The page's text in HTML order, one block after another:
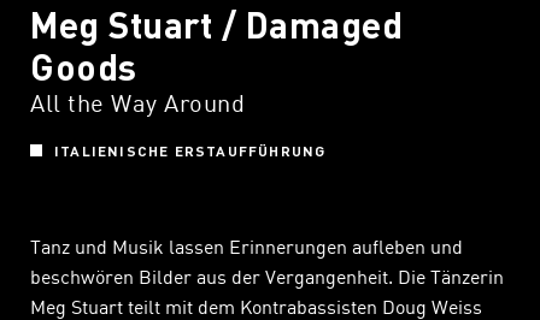
Meg Stuart / Damaged
Goods
All the Way Around
ITALIENISCHE ERSTAUFFÜHRUNG
Tanz und Musik lassen Erinnerungen aufleben und
beschwören Bilder aus der Vergangenheit. Die Tänzerin
Meg Stuart teilt mit dem Kontrabassisten Doug Weiss